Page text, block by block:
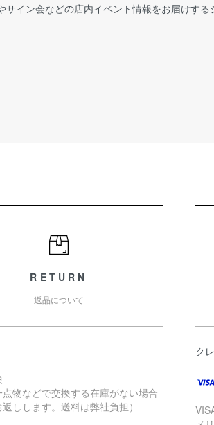
イン会などの店内イベント情報をお届けする
RETURN
返品について
点物などで交換する在庫がない場合
しします。送料は弊社負担）
ク